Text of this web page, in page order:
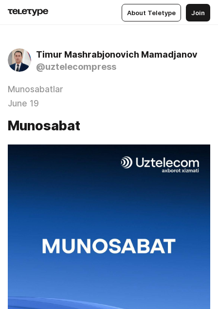
About Teletype Join
Timur Mashrabjonovich Mamadjanov
@uztelecompress
Munosabatlar
June 19
Munosabat